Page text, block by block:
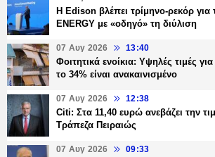
Η Edison βλέπει τρίμηνο-ρεκόρ για
ENERGY με «οδηγό» τη διύλιση
07 Αυγ 2026 13:40
Φοιτητικά ενοίκια: Υψηλές τιμές
το 34% είναι ανακαινισμένο
07 Αυγ 2026 12:38
Citi: Στα 11,40 ευρώ ανεβάζει την
Τράπεζα Πειραιώς
07 Αυγ 2026 09:33